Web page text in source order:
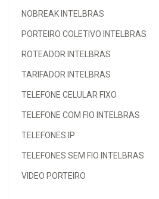
NOBREAK INTELBRAS
PORTEIRO COLETIVO INTELBRAS
ROTEADOR INTELBRAS
TARIFADOR INTELBRAS
TELEFONE CELULAR FIXO
TELEFONE COM FIO INTELBRAS
TELEFONES IP
TELEFONES SEM FIO INTELBRAS
VIDEO PORTEIRO